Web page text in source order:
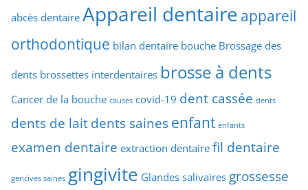
abcès dentaire Appareil dentaire appareil
orthodontique bilan dentaire bouche Brossage des
dents brossettes interdentaires brosse à dents
Cancer de la bouche causes covid-19 dent cassée dents
dents de lait dents saines enfant enfants
examen dentaire extraction dentaire fil dentaire
gencives saines gingivite Glandes salivaires grossesse